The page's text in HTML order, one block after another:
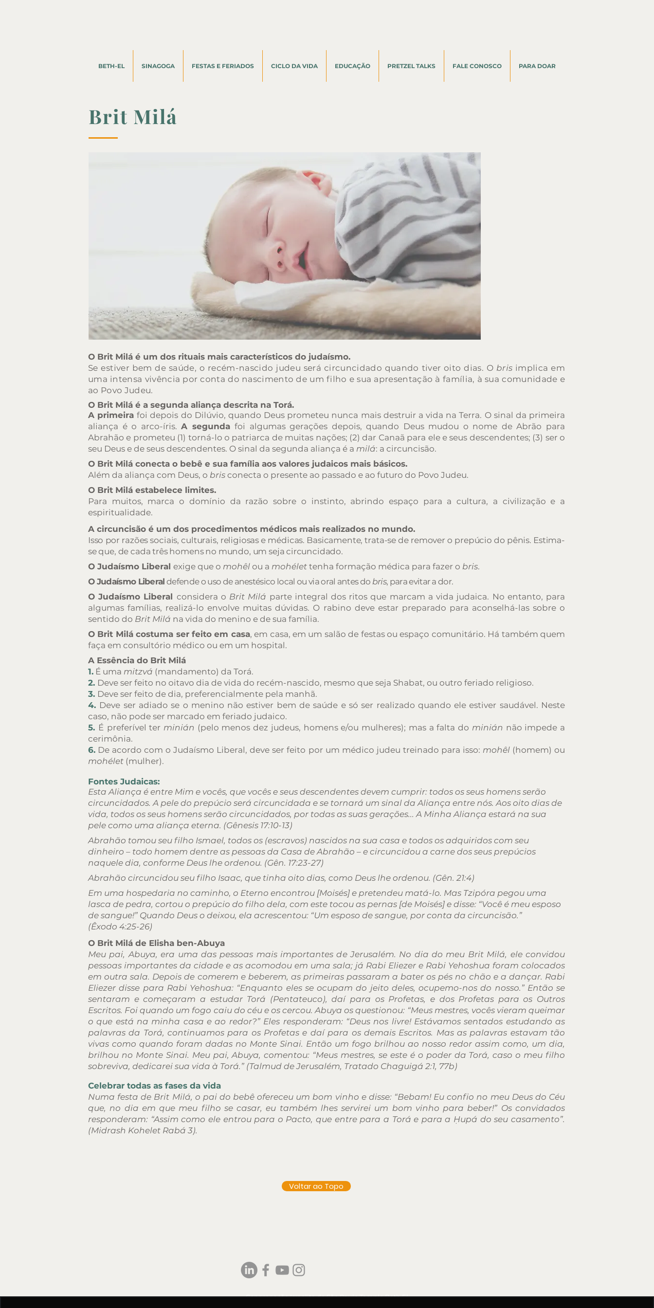
Brit Milá
O Brit Milá é um dos rituais mais característicos do judaísmo.
Se estiver bem de saúde, o recém-nascido judeu será circuncidado quando tiver oito dias. O bris implica em
uma intensa vivência por conta do nascimento de um filho e sua apresentação à família, à sua comunidade e
ao Povo Judeu.
O Brit Milá é a segunda aliança descrita na Torá.
A primeirafoi depois do Dilúvio, quando Deus prometeu nunca mais destruir a vida na Terra. O sinal da primeira
aliança é o arco-íris.A segundafoi algumas gerações depois, quando Deus mudou o nome de Abrão para
Abrahão e prometeu (1) torná-lo o patriarca de muitas nações; (2) dar Canaã para ele e seus descendentes; (3) ser o
seu Deus e de seus descendentes. O sinal da segunda aliança é a milá: a circuncisão.
O Brit Milá conecta o bebê e sua família aos valores judaicos mais básicos.
Além da aliança com Deus, o bris conecta o presente ao passado e ao futuro do Povo Judeu.
O Brit Milá estabelece limites.
Para muitos, marca o domínio da razão sobre o instinto, abrindo espaço para a cultura, a civilização e a
espiritualidade.
A circuncisão é um dos procedimentos médicos mais realizados no mundo.
Isso por razões sociais, culturais, religiosas e médicas. Basicamente, trata-se de remover o prepúcio do pênis. Estima-
se que, de cada três homens no mundo, um seja circuncidado.
O Judaísmo Liberal exige que o mohêl ou a mohélet tenha formação médica para fazer o bris.
O Judaísmo Liberal defende o uso de anestésico local ou via oral antes do bris, para evitar a dor.
O Judaísmo Liberal considera o Brit Milá parte integral dos ritos que marcam a vida judaica. No entanto, para
algumas famílias, realizá-lo envolve muitas dúvidas. O rabino deve estar preparado para aconselhá-las sobre o
sentido do Brit Milá na vida do menino e de sua família.
O Brit Milá costuma ser feito em casa, em casa, em um salão de festas ou espaço comunitário. Há também quem
faça em consultório médico ou em um hospital.
A Essência do Brit Milá
1. É uma mitzvá (mandamento) da Torá.
2. Deve ser feito no oitavo dia de vida do recém-nascido, mesmo que seja Shabat, ou outro feriado religioso.
3. Deve ser feito de dia, preferencialmente pela manhã.
4. Deve ser adiado se o menino não estiver bem de saúde e só ser realizado quando ele estiver saudável. Neste
caso, não pode ser marcado em feriado judaico.
5. É preferível ter minián (pelo menos dez judeus, homens e/ou mulheres); mas a falta do minián não impede a
cerimônia.
6. De acordo com o Judaísmo Liberal, deve ser feito por um médico judeu treinado para isso: mohêl(homem) ou
mohélet (mulher).
Fontes Judaicas:
Esta Aliança é entre Mim e vocês, que vocês e seus descendentes devem cumprir: todos os seus homens serão
circuncidados. A pele do prepúcio será circuncidada e se tornará um sinal da Aliança entre nós. Aos oito dias de
vida, todos os seus homens serão circuncidados, por todas as suas gerações... A Minha Aliança estará na sua
pele como uma aliança eterna. (Gênesis 17:10-13)
Abrahão tomou seu filho Ismael, todos os (escravos) nascidos na sua casa e todos os adquiridos com seu
dinheiro – todo homem dentre as pessoas da Casa de Abrahão – e circuncidou a carne dos seus prepúcios
naquele dia, conforme Deus lhe ordenou. (Gên. 17:23-27)
Abrahão circuncidou seu filho Isaac, que tinha oito dias, como Deus lhe ordenou. (Gên. 21:4)
Em uma hospedaria no caminho, o Eterno encontrou [Moisés] e pretendeu matá-lo. Mas Tzipóra pegou uma
lasca de pedra, cortou o prepúcio do filho dela, com este tocou as pernas [de Moisés] e disse: “Você é meu esposo
de sangue!” Quando Deus o deixou, ela acrescentou: “Um esposo de sangue, por conta da circuncisão.”
(Êxodo 4:25-26)
O Brit Milá de Elisha ben-Abuya
Meu pai, Abuya, era uma das pessoas mais importantes de Jerusalém. No dia do meu Brit Milá, ele convidou
pessoas importantes da cidade e as acomodou em uma sala; já Rabi Eliezer e Rabi Yehoshua foram colocados
em outra sala. Depois de comerem e beberem, as primeiras passaram a bater os pés no chão e a dançar. Rabi
Eliezer disse para Rabi Yehoshua: “Enquanto eles se ocupam do jeito deles, ocupemo-nos do nosso.” Então se
sentaram e começaram a estudar Torá (Pentateuco), daí para os Profetas, e dos Profetas para os Outros
Escritos. Foi quando um fogo caiu do céu e os cercou. Abuya os questionou: “Meus mestres, vocês vieram queimar
o que está na minha casa e ao redor?” Eles responderam: “Deus nos livre! Estávamos sentados estudando as
palavras da Torá, continuamos para os Profetas e daí para os demais Escritos. Mas as palavras estavam tão
vivas como quando foram dadas no Monte Sinai. Então um fogo brilhou ao nosso redor assim como, um dia,
brilhou no Monte Sinai. Meu pai, Abuya, comentou: “Meus mestres, se este é o poder da Torá, caso o meu filho
sobreviva, dedicarei sua vida à Torá.” (Talmud de Jerusalém, Tratado Chaguigá 2:1, 77b)
Celebrar todas as fases da vida
Numa festa de Brit Milá, o pai do bebê ofereceu um bom vinho e disse: “Bebam! Eu confio no meu Deus do Céu
que, no dia em que meu filho se casar, eu também lhes servirei um bom vinho para beber!” Os convidados
responderam: “Assim como ele entrou para o Pacto, que entre para a Torá e para a Ḥupá do seu casamento”.
(Midrash Kohelet Rabá 3).
Voltar ao Topo
BETH-EL SINAGOGA FESTAS E FERIADOS CICLO DA VIDA EDUCAÇÃO PRETZEL TALKS FALE CONOSCO PARA DOAR
Congregação Israelita de São Paulo Templo Beth El